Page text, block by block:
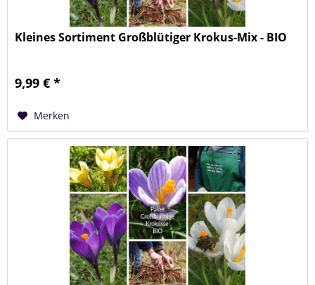
Kleines Sortiment Großblütiger Krokus-Mix - BIO
9,99 € *
Merken